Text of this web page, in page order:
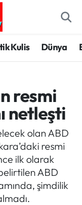
Kulis Dünya
resmi
netleşti
olan ABD
resmi
ilk olarak
ABD
şimdilik